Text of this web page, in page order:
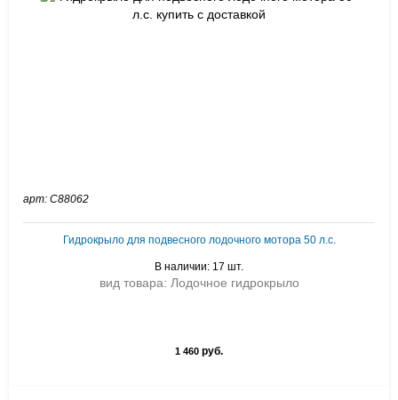
арт: C88062
Гидрокрыло для подвесного лодочного мотора 50 л.с.
В наличии: 17 шт.
вид товара: Лодочное гидрокрыло
1 460 руб.